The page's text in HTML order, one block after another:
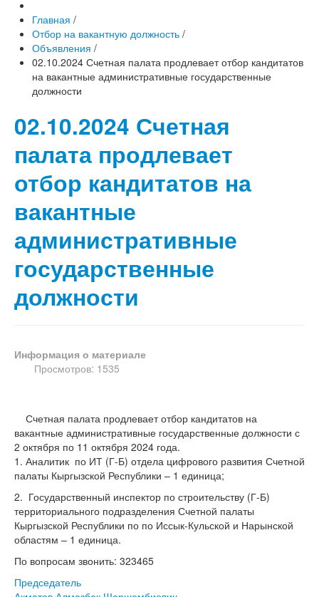
Главная /
Отбор на вакантную должность /
Объявления /
02.10.2024 Счетная палата продлевает отбор кандитатов
на вакантные административные государственные
должности
02.10.2024 Счетная
палата продлевает
отбор кандитатов на
вакантные
административные
государственные
должности
Информация о материале
Просмотров: 1535
Счетная палата продлевает отбор кандитатов на
вакантные административные государственные должности с
2 октября по 11 октября 2024 года.
1. Аналитик по ИТ (Г-Б) отдела цифрового развития Счетной
палаты Кыргызской Республики – 1 единица;
2. Государственный инспектор по строительству (Г-Б)
территориального подразделения Счетной палаты
Кыргызской Республики по по Иссык-Кульской и Нарынской
областям – 1 единица.
По вопросам звонить: 323465
Председатель